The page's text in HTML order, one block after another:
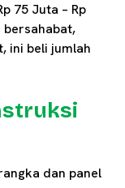
75 Juta – Rp
bersahabat,
ini beli jumlah
dan panel